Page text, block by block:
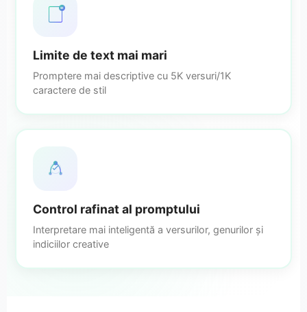
5K
Limite de text mai mari
Promptere mai descriptive cu 5K versuri/1K
caractere de stil
Control rafinat al promptului
Interpretare mai inteligentă a versurilor, genurilor și
indiciilor creative